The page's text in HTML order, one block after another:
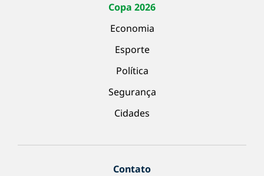
Copa 2026
Economia
Esporte
Política
Segurança
Cidades
Contato